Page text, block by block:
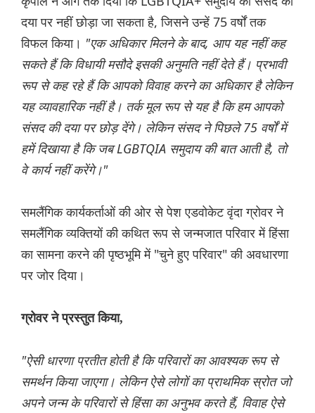
दया पर नहीं छोड़ा जा सकता है, जिसने उन्हें 75 वर्षों तक
विफल किया। "एक अधिकार मिलने के बाद, आप यह नहीं कह
सकते हैं कि विधायी मसौदे इसकी अनुमति नहीं देते हैं। प्रभावी
रूप से कह रहे हैं कि आपको विवाह करने का अधिकार है लेकिन
यह व्यावहारिक नहीं है। तर्क मूल रूप से यह है कि हम आपको
संसद की दया पर छोड़ देंगे। लेकिन संसद ने पिछले 75 वर्षों में
हमें दिखाया है कि जब LGBTQIA समुदाय की बात आती है, तो
वे कार्य नहीं करेंगे।"
समलैंगिक कार्यकर्ताओं की ओर से पेश एडवोकेट वृंदा ग्रोवर ने
समलैंगिक व्यक्तियों की कथित रूप से जन्मजात परिवार में हिंसा
का सामना करने की पृष्ठभूमि में "चुने हुए परिवार" की अवधारणा
पर जोर दिया।
ग्रोवर ने प्रस्तुत किया,
"ऐसी धारणा प्रतीत होती है कि परिवारों का आवश्यक रूप से
समर्थन किया जाएगा। लेकिन ऐसे लोगों का प्राथमिक स्रोत जो
अपने जन्म के परिवारों से हिंसा का अनुभव करते हैं, विवाह ऐसे